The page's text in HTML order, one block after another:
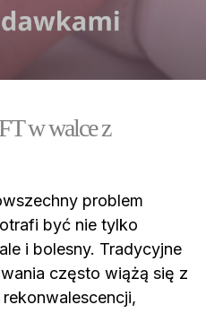
w walce z
problem
być nie tylko
i bolesny. Tradycyjne
często wiążą się z
rekonwalescencji,